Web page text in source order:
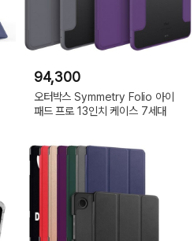
94,300
오터박스 Symmetry Folio 아이
패드 프로 13인치 케이스 7세대